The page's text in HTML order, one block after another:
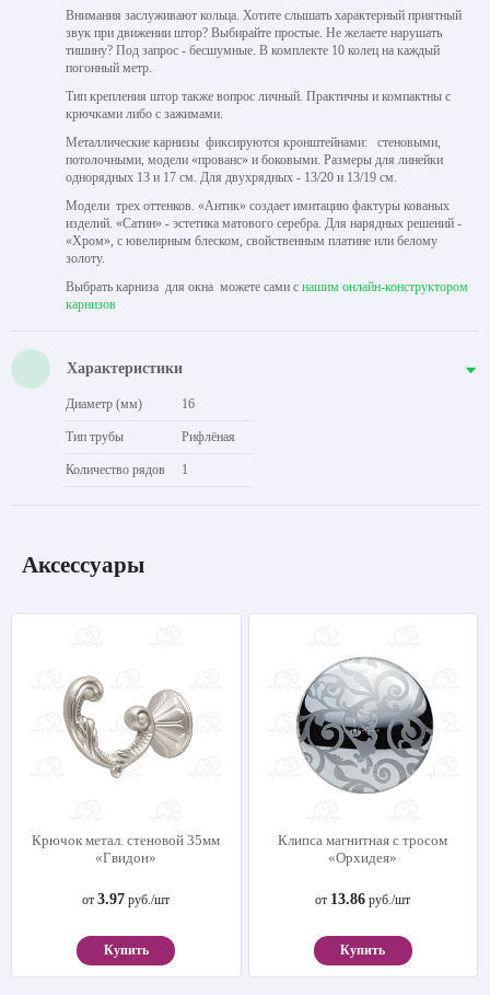
Внимания заслуживают кольца. Хотите слышать характерный приятный
звук при движении штор? Выбирайте простые. Не желаете нарушать
тишину? Под запрос - бесшумные. В комплекте 10 колец на каждый
погонный метр.
Тип крепления штор также вопрос личный. Практичны и компактны с
крючками либо с зажимами.
Металлические карнизы фиксируются кронштейнами: стеновыми,
потолочными, модели «прованс» и боковыми. Размеры для линейки
однорядных 13 и 17 см. Для двухрядных - 13/20 и 13/19 см.
Модели трех оттенков. «Антик» создает имитацию фактуры кованых
изделий. «Сатин» - эстетика матового серебра. Для нарядных решений -
«Хром», с ювелирным блеском, свойственным платине или белому
золоту.
Выбрать карниза для окна можете сами с нашим онлайн-конструктором
карнизов
Характеристики
Диаметр (мм) 16
Тип трубы Рифлёная
Количество рядов 1
Аксессуары
Крючок метал. стеновой 35мм
«Гвидон»
от3.97 руб./шт
Купить
Клипса магнитная с тросом
«Орхидея»
от 13.86 руб./шт
Купить